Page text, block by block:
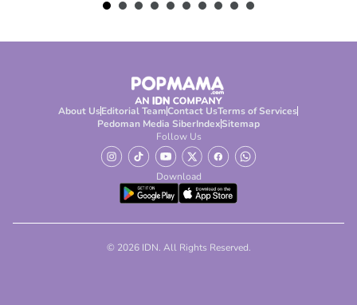
About UsEditorial TeamContact UsTerms of Services
Pedoman Media SiberIndexSitemap
Follow Us
Download
© 2026 IDN. All Rights Reserved.